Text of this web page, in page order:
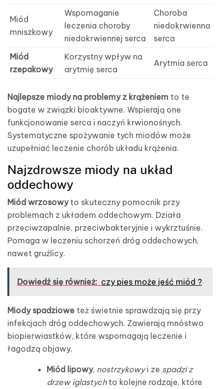
Miód
mniszkowy
Wspomaganie
leczenia choroby
niedokrwiennej serca
Choroba
niedokrwienna
serca
Miód
rzepakowy
Korzystny wpływ na
arytmię serca
Arytmia serca
Najlepsze miody na problemy z krążeniem to te
bogate w związki bioaktywne. Wspierają one
funkcjonowanie serca i naczyń krwionośnych.
Systematyczne spożywanie tych miodów może
uzupełniać leczenie chorób układu krążenia.
Najzdrowsze miody na układ
oddechowy
Miód wrzosowyto skuteczny pomocnik przy
problemach z układem oddechowym. Działa
przeciwzapalnie, przeciwbakteryjnie i wykrztuśnie.
Pomaga w leczeniu schorzeń dróg oddechowych,
nawet gruźlicy.
Dowiedź się również: czy pies może jeść miód ?
Miody spadziowe też świetnie sprawdzają się przy
infekcjach dróg oddechowych. Zawierają mnóstwo
biopierwiastków, które wspomagają leczenie i
łagodzą objawy.
Miód lipowy, nostrzykowyi ze spadzi z
drzew iglastychto kolejne rodzaje, które